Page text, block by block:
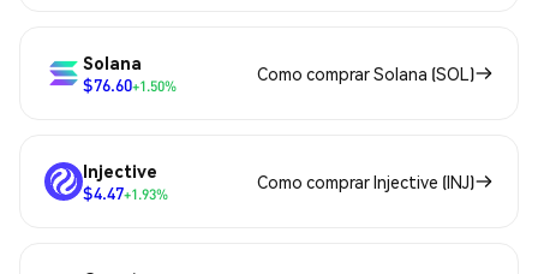
Solana
$76.60+1.50%
Como comprar Solana (SOL)
Injective
$4.47+1.93%
Como comprar Injective (INJ)